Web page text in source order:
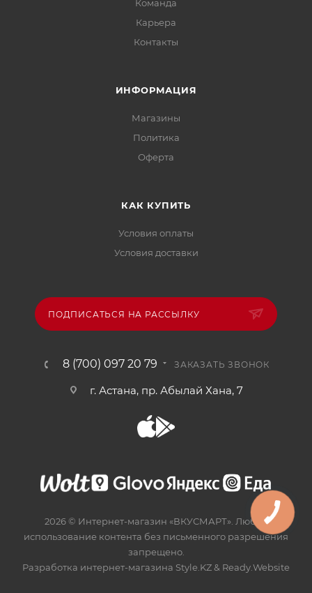
Команда
Карьера
Контакты
ИНФОРМАЦИЯ
Магазины
Политика
Офертa
КАК КУПИТЬ
Условия оплаты
Условия доставки
ПОДПИСАТЬСЯ НА РАССЫЛКУ
8 (700) 097 20 79 ЗАКАЗАТЬ ЗВОНОК
г. Астана, пр. Абылай Хана, 7
2026 © Интернет-магазин «ВКУСМАРТ». Любое
использование контента без письменного разрешения
запрещено.
Разработка интернет-магазина Style.KZ& Ready.Website